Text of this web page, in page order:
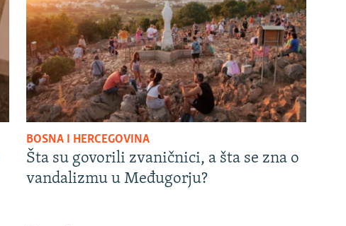
BOSNA I HERCEGOVINA
Šta su govorili zvaničnici, a šta se zna o
vandalizmu u Međugorju?